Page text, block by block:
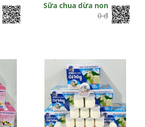
Sữa chua dừa non
0 đ